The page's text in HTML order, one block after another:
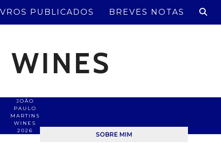
PUBLICADOS BREVES NOTAS
WINES
SOBRE MIM
JOÃO
PAULO
MARTINS
WINES
2026